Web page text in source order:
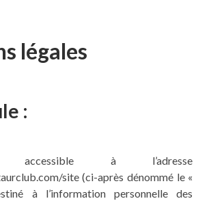
légales
:
à l’adresse
site (ci-après dénommé le «
à l’information personnelle des